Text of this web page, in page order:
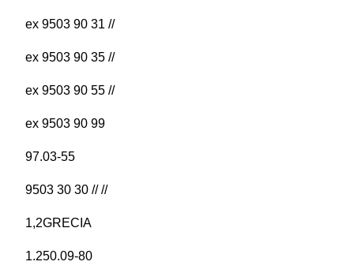
ex 9503 90 31 //
ex 9503 90 35 //
ex 9503 90 55 //
ex 9503 90 99
97.03-55
9503 30 30 // //
1,2GRECIA
1.250.09-80